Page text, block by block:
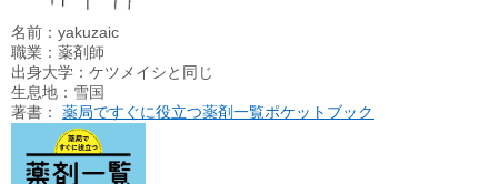
名前：yakuzaic
職業：薬剤師
出身大学：ケツメイシと同じ
生息地：雪国
著書： 薬局ですぐに役立つ薬剤一覧ポケットブック